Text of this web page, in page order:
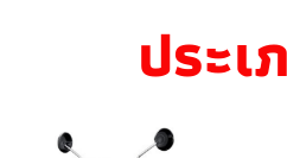
ประเภ